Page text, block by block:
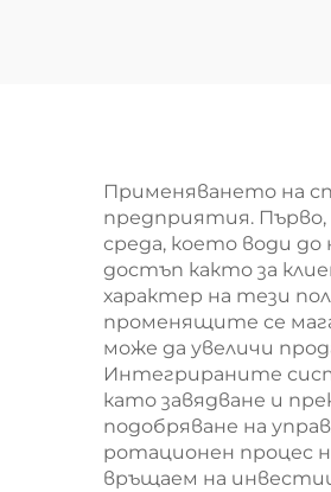
Применяването на
предприятия.
среда, което води
достъп както за
характер на тези
променящите се
може да увеличи
Интегрираните
като завядване и
подобряване на
ротационен процес
връщаем на